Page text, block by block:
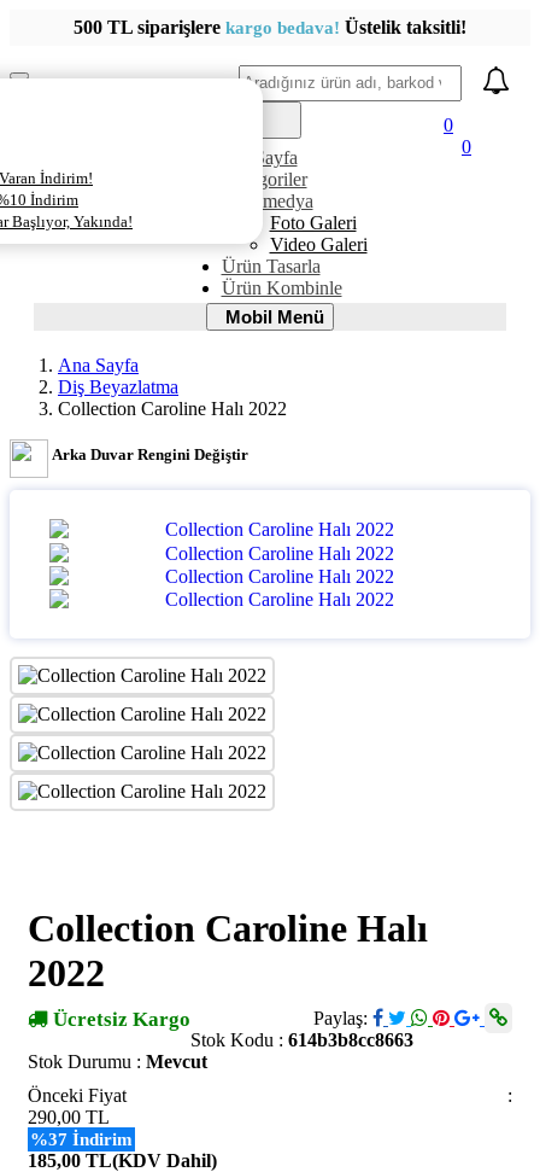
500 TL siparişlere kargo bedava! Üstelik taksitli!
Mobil
Ara
İndirim!
İndirim
Başlıyor, Yakında!
0
0
AnaSayfa
Kategoriler
Multimedya
Foto Galeri
Video Galeri
Ürün Tasarla
Ürün Kombinle
Mobil
Menü
Mobil Menü
Ana Sayfa
Diş Beyazlatma
Collection Caroline Halı 2022
Arka Duvar Rengini Değiştir
Collection Caroline Halı
2022
Ücretsiz Kargo
Paylaş:
Stok Kodu : 614b3b8cc8663
Stok Durumu : Mevcut
Önceki Fiyat
:
290,00 TL
%37 İndirim
185,00 TL(KDV Dahil)